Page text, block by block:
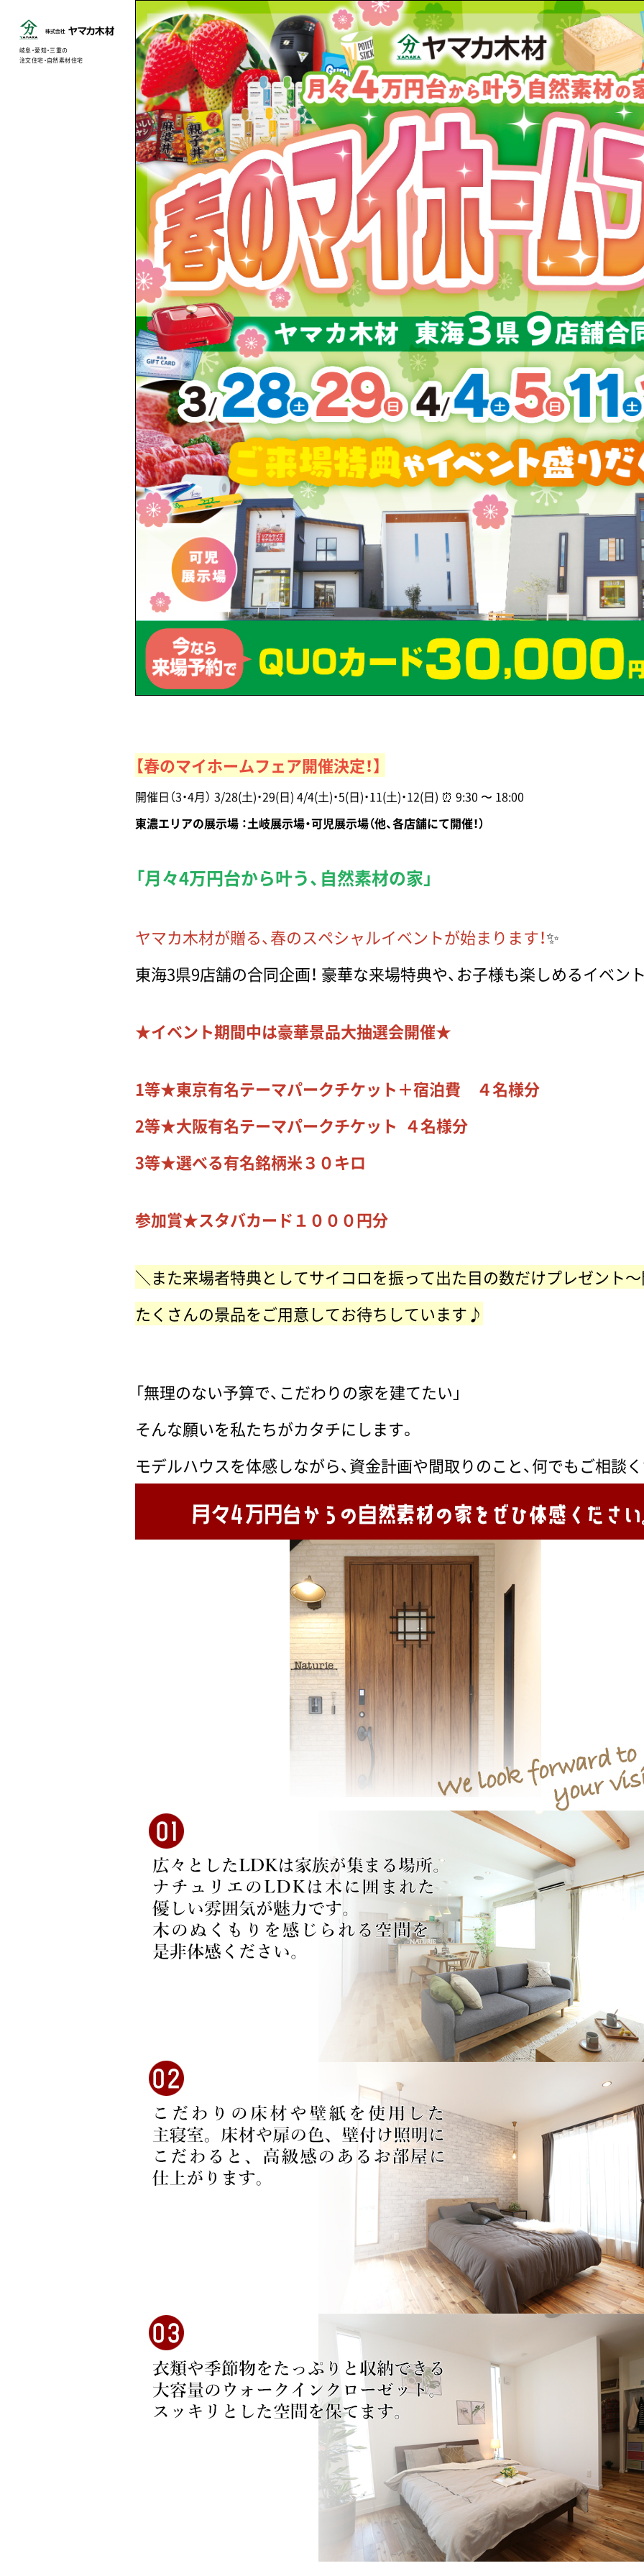
岐阜・愛知・三重の
注文住宅・自然素材住宅
【春のマイホームフェア開催決定！】
開催日（3・4月） 3/28(土)・29(日) 4/4(土)・5(日)・11(土)・12(日) ⏰ 9:30 〜 18:00
東濃エリアの展示場 ：土岐展示場・可児展示場（他、各店舗にて開催！）
「月々4万円台から叶う、自然素材の家」
ヤマカ木材が贈る、春のスペシャルイベントが始まります！✨
東海3県9店舗の合同企画！ 豪華な来場特典や、お子様も楽しめるイベン
★イベント期間中は豪華景品大抽選会開催★
1等★東京有名テーマパークチケット＋宿泊費 ４名様分
2等★大阪有名テーマパークチケット ４名様分
3等★選べる有名銘柄米３０キロ
参加賞★スタバカード１０００円分
＼また来場者特典としてサイコロを振って出た目の数だけプレゼント
たくさんの景品をご用意してお待ちしています♪
「無理のない予算で、こだわりの家を建てたい」
そんな願いを私たちがカタチにします。
モデルハウスを体感しながら、資金計画や間取りのこと、何でもご相談